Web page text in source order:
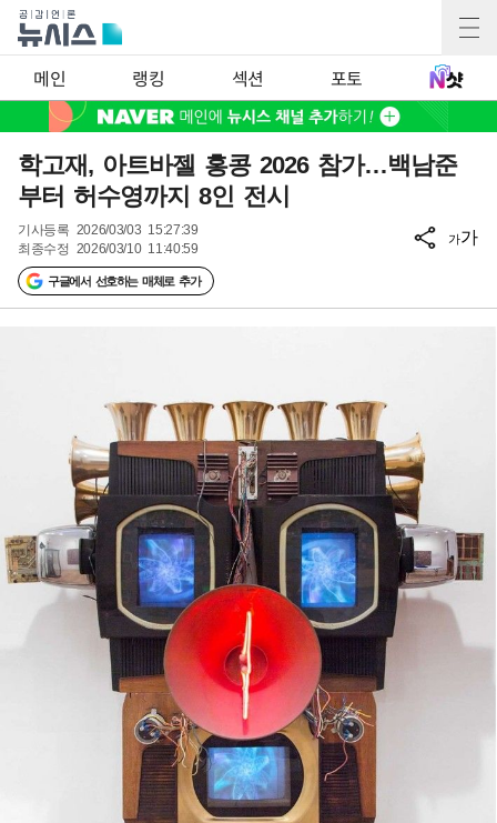
메인 랭킹 섹션 포토
학고재, 아트바젤 홍콩 2026 참가…백남준
부터 허수영까지 8인 전시
기사등록 2026/03/03 15:27:39
최종수정 2026/03/10 11:40:59
구글에서 선호하는 매체로 추가
가가